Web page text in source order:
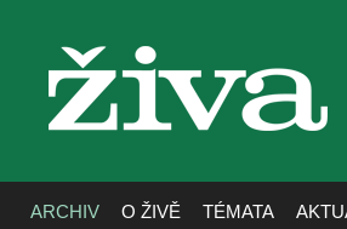
živa
ARCHIV O ŽIVĚ TÉMATA